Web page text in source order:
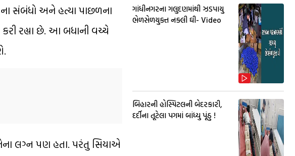
સંબંધો અને હત્યા પાછળના
રહ્યા છે. આ બધાની વચ્ચે
લગ્ન પણ હતા. પરંતુ સિયાએ
ગાંધીનગરના ગલુદણમાંથી ઝડપાયુ
ભેળસેળયુક્ત નક્લી ઘી- Video
બિહારની હોસ્પિટલની બેદરકારી,
દર્દીના તૂટેલા પગમાં બાંધ્યુ પૂંઠુ !